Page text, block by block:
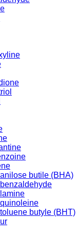
butile (BHA)
butyle (BHT)